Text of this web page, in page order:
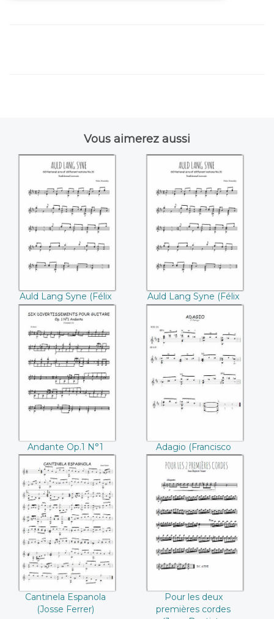
Vous aimerez aussi
Auld Lang Syne
((Félix Horetzky))
Auld Lang Syne (Félix
Horetzky)
Auld Lang Syne
(Félix Horetzky)
Auld Lang Syne (Félix
Horetzky)
Andante Op.1 N°1
(Fernando Sor)
Andante Op.1 N°1
(Fernando Sor)
Adagio (Francisco
Tarrega)
Adagio (Francisco
Tarrega)
Cantinela Espanola
(Josse Ferrer)
Cantinela Espanola
(Josse Ferrer)
Pour les deux
premières cordes
(Jean-Baptiste
Voinet)
Pour les deux
premières cordes